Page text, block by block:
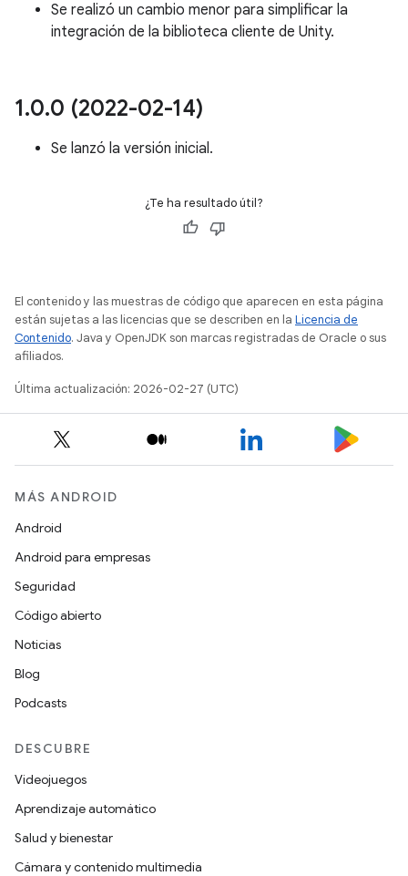
Se realizó un cambio menor para simplificar la
integración de la biblioteca cliente de Unity.
1.0.0 (2022-02-14)
Se lanzó la versión inicial.
¿Te ha resultado útil?
El contenido y las muestras de código que aparecen en esta página
están sujetas a las licencias que se describen en la Licencia de
Contenido. Java y OpenJDK son marcas registradas de Oracle o sus
afiliados.
Última actualización: 2026-02-27 (UTC)
MÁS ANDROID
Android
Android para empresas
Seguridad
Código abierto
Noticias
Blog
Podcasts
DESCUBRE
Videojuegos
Aprendizaje automático
Salud y bienestar
Cámara y contenido multimedia